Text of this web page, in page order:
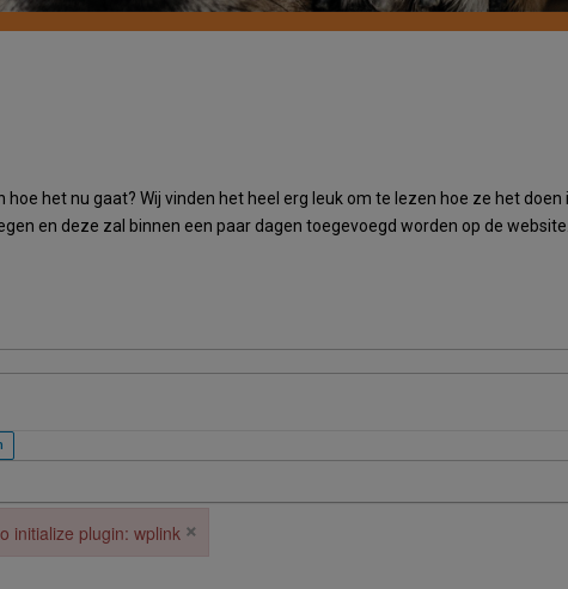
het nu gaat? Wij vinden het heel erg leuk om te lezen hoe ze het doen
en deze zal binnen een paar dagen toegevoegd worden op de
initialize plugin: wplink ×
plugin: wplink